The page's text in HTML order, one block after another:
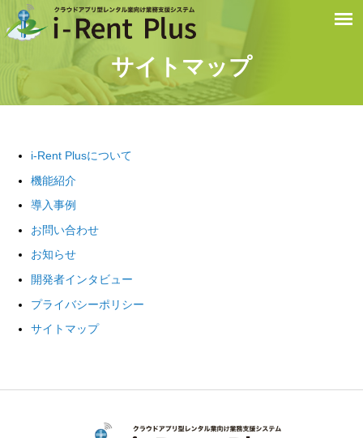
サイトマップ
i-Rent Plusについて
機能紹介
導入事例
お問い合わせ
お知らせ
開発者インタビュー
プライバシーポリシー
サイトマップ